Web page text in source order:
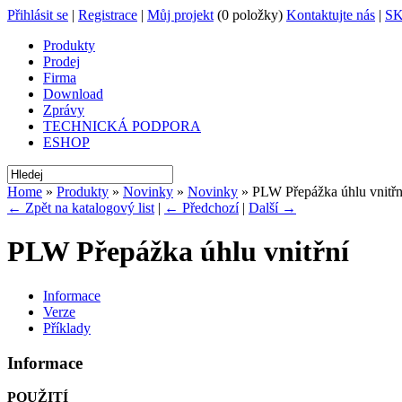
Přihlásit se | Registrace | Můj projekt (0 položky) Kontaktujte nás | SK
Produkty
Prodej
Firma
Download
Zprávy
TECHNICKÁ PODPORA
ESHOP
Home » Produkty » Novinky » Novinky » PLW Přepážka úhlu
← Zpět na katalogový list | ← Předchozí| Další →
PLW Přepážka úhlu vnitřní
Informace
Verze
Příklady
Informace
POUŽITÍ